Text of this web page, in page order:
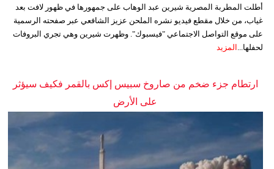
أطلت المطربة المصرية شيرين عبد الوهاب على جمهورها في ظهور لافت بعد
غياب، من خلال مقطع فيديو نشره الملحن عزيز الشافعي عبر صفحته الرسمية
على موقع التواصل الاجتماعي "فيسبوك". وظهرت شيرين وهي تجري البروفات
لحفلها... المزيد
ارتطام جزء ضخم من صاروخ سبيس إكس بالقمر فكيف سيؤثر
على الأرض